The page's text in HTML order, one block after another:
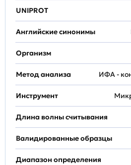
UNIPROT
Английские синонимы
Организм
Метод анализа ИФА -
Инструмент
Длина волны считывания
Валидированные образцы
Диапазон определения